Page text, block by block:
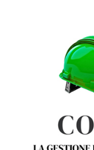
Convegno